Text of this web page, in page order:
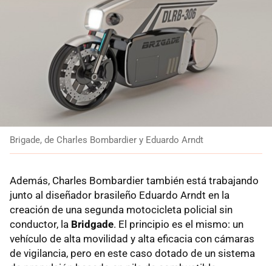
Brigade, de Charles Bombardier y Eduardo Arndt
Además, Charles Bombardier también está trabajando
junto al diseñador brasileño Eduardo Arndt en la
creación de una segunda motocicleta policial sin
conductor, la Bridgade. El principio es el mismo: un
vehículo de alta movilidad y alta eficacia con cámaras
de vigilancia, pero en este caso dotado de un sistema